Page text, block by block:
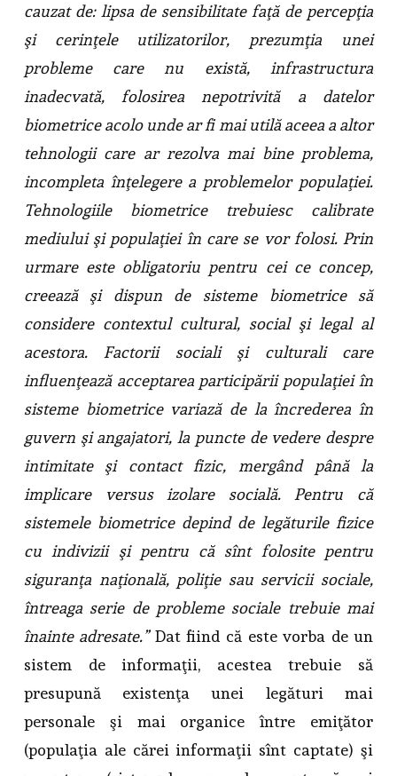
cauzat de: lipsa de sensibilitate faţă de percepţia
şi cerinţele utilizatorilor, prezumţia unei
probleme care nu există, infrastructura
inadecvată, folosirea nepotrivită a datelor
biometrice acolo unde ar fi mai utilă aceea a altor
tehnologii care ar rezolva mai bine problema,
incompleta înţelegere a problemelor populaţiei.
Tehnologiile biometrice trebuiesc calibrate
mediului şi populaţiei în care se vor folosi. Prin
urmare este obligatoriu pentru cei ce concep,
creează şi dispun de sisteme biometrice să
considere contextul cultural, social şi legal al
acestora. Factorii sociali şi culturali care
influenţează acceptarea participării populaţiei în
sisteme biometrice variază de la încrederea în
guvern şi angajatori, la puncte de vedere despre
intimitate şi contact fizic, mergând până la
implicare versus izolare socială. Pentru că
sistemele biometrice depind de legăturile fizice
cu indivizii şi pentru că sînt folosite pentru
siguranţa naţională, poliţie sau servicii sociale,
întreaga serie de probleme sociale trebuie mai
înainte adresate.” Dat fiind că este vorba de un
sistem de informaţii, acestea trebuie să
presupună existenţa unei legături mai
personale şi mai organice între emiţător
(populaţia ale cărei informaţii sînt captate) şi